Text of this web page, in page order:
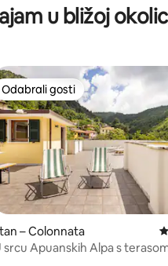
u bližoj
Odabrali gosti
Odabrali gosti
– Colonnata
srcu Apuanskih Alpa s